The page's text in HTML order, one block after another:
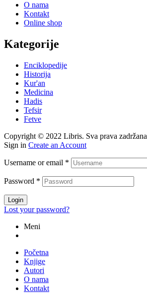
O nama
Kontakt
Online shop
Kategorije
Enciklopedije
Historija
Kur'an
Medicina
Hadis
Tefsir
Fetve
Copyright © 2022 Libris. Sva prava zadržana
Sign in Create an Account
Username or email *
Password *
Login
Lost your password?
Meni
Početna
Knjige
Autori
O nama
Kontakt